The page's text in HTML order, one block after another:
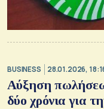
BUSINESS 28.01.2026,
Αύξηση
δύο χρόνια για